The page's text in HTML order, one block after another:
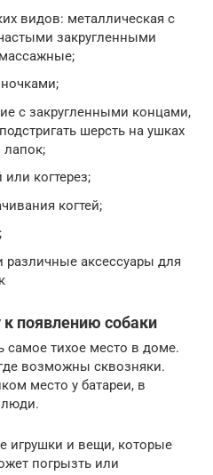
видов: металлическая с
закругленными
с закругленными концами,
шерсть на ушках
или когтерез;
когтей;
различные аксессуары для
к появлению собаки
самое тихое место в доме.
возможны сквозняки.
место у батареи, в
люди.
игрушки и вещи, которые
погрызть или